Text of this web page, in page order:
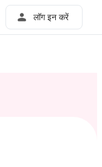
लॉग इन करें